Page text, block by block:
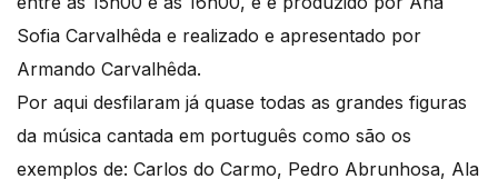
Sofia Carvalhêda e realizado e apresentado por
Armando Carvalhêda.
Por aqui desfilaram já quase todas as grandes figuras
da música cantada em português como são os
exemplos de: Carlos do Carmo, Pedro Abrunhosa, Ala